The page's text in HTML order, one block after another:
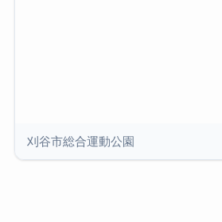
刈谷市総合運動公園